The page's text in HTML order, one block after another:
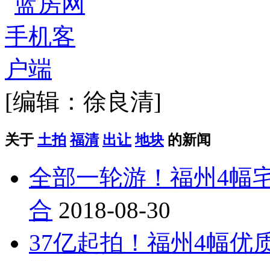
[编辑：徐良清]
关于 土拍 福清 出让 地块 的新闻
全部一轮游！福州4幅
合 2018-08-30
37亿起拍！福州4幅优